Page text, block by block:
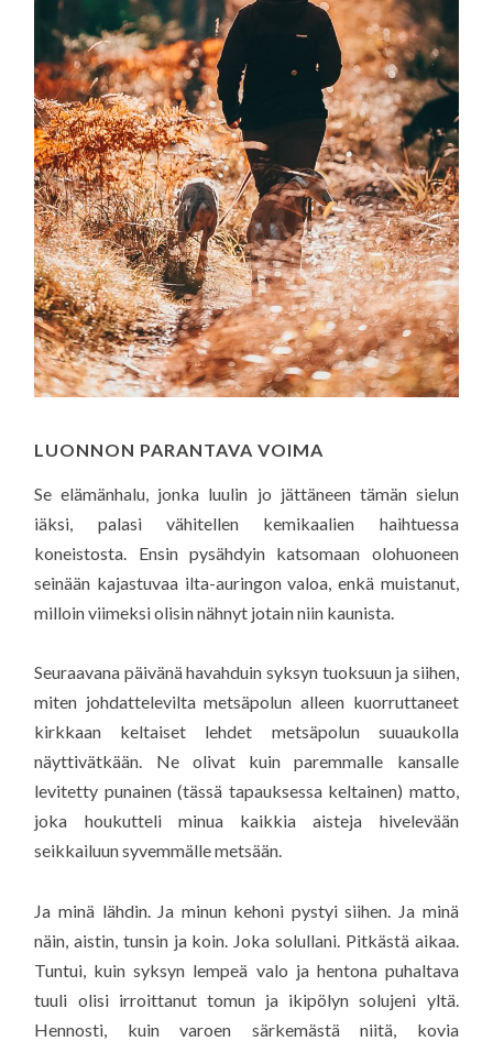
LUONNON PARANTAVA VOIMA
Se elämänhalu, jonka luulin jo jättäneen tämän sielun
iäksi, palasi vähitellen kemikaalien haihtuessa
koneistosta. Ensin pysähdyin katsomaan olohuoneen
seinään kajastuvaa ilta-auringon valoa, enkä muistanut,
milloin viimeksi olisin nähnyt jotain niin kaunista.
Seuraavana päivänä havahduin syksyn tuoksuun ja siihen,
miten johdattelevilta metsäpolun alleen kuorruttaneet
kirkkaan keltaiset lehdet metsäpolun suuaukolla
näyttivätkään. Ne olivat kuin paremmalle kansalle
levitetty punainen (tässä tapauksessa keltainen) matto,
joka houkutteli minua kaikkia aisteja hivelevään
seikkailuun syvemmälle metsään.
Ja minä lähdin. Ja minun kehoni pystyi siihen. Ja minä
näin, aistin, tunsin ja koin. Joka solullani. Pitkästä aikaa.
Tuntui, kuin syksyn lempeä valo ja hentona puhaltava
tuuli olisi irroittanut tomun ja ikipölyn solujeni yltä.
Hennosti, kuin varoen särkemästä niitä, kovia